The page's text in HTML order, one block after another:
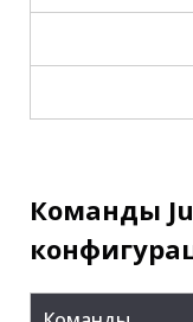
Команды